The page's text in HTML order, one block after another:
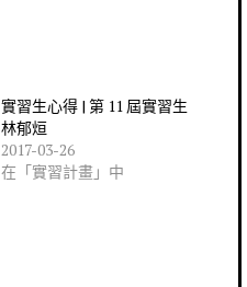
實習生心得 | 第 11 屆實習生
林郁烜
2017-03-26
在「實習計畫」中